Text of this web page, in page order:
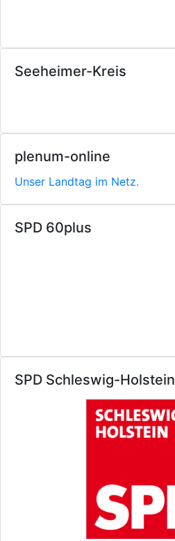
Seeheimer-Kreis
plenum-online
Unser Landtag im Netz.
SPD 60plus
SPD Schleswig-Holstein